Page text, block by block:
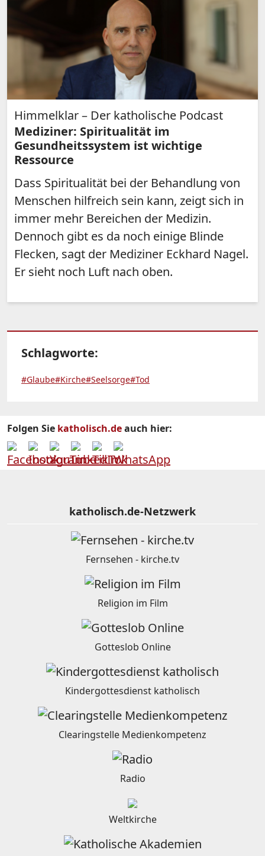
Himmelklar – Der katholische Podcast
Mediziner: Spiritualität im
Gesundheitssystem ist wichtige
Ressource
Dass Spiritualität bei der Behandlung von
Menschen hilfreich sein kann, zeigt sich in
immer mehr Bereichen der Medizin.
Dennoch gibt es da noch einige Blinde
Flecken, sagt der Mediziner Eckhard Nagel.
Er sieht noch Luft nach oben.
Schlagworte:
#Glaube#Kirche#Seelsorge#Tod
Folgen Sie katholisch.deauch hier:
katholisch.de-Netzwerk
Fernsehen - kirche.tv
Religion im Film
Gotteslob Online
Kindergottesdienst katholisch
Clearingstelle Medienkompetenz
Radio
Weltkirche